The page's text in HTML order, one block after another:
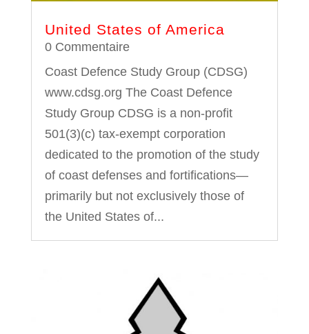
United States of America
0 Commentaire
Coast Defence Study Group (CDSG)
www.cdsg.org The Coast Defence
Study Group CDSG is a non-profit
501(3)(c) tax-exempt corporation
dedicated to the promotion of the study
of coast defenses and fortifications—
primarily but not exclusively those of
the United States of...